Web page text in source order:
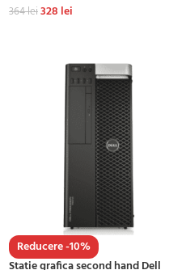
364lei328 lei
Reducere -10%